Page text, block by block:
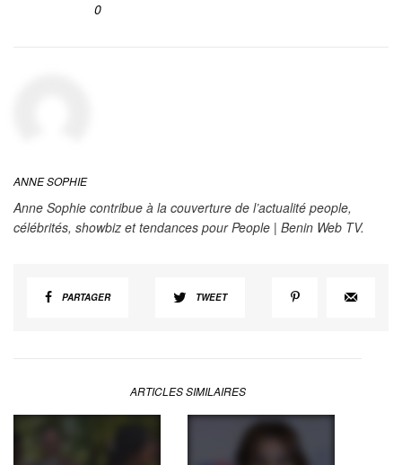
0
ANNE SOPHIE
Anne Sophie contribue à la couverture de l’actualité people,
célébrités, showbiz et tendances pour People | Benin Web TV.
PARTAGER TWEET
ARTICLES SIMILAIRES